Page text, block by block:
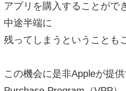
アプリを購入することがで
中途半端に
残ってしまうということも
この機会に是非Appleが提